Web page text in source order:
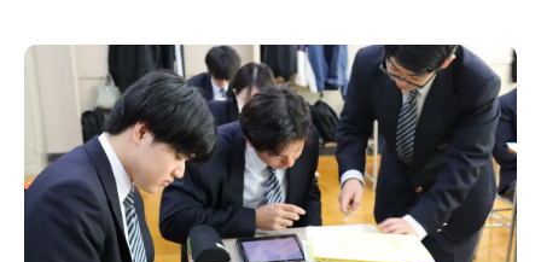
校北海道大樹高等学校北海道池田高等学校北海道白糠高等学
校北海道標津高等学校北海道羅臼高等学校北海道佐呂間高等
学校北海道雄武高等学校北海道月形高等学校 東北 青森県
立三戸高等学校青森県立名久井農業高等学校岩手県立沼宮内
高等学校岩手県立西和賀高等学校岩手県立大槌高等学校岩手
県立岩泉高等学校岩手県立種市高等学校宮城県中新田高等学
校秋田県立男鹿海洋高等学校秋田県立矢島高等学校秋田県立
角館高等学校秋田県立鹿角高等学校山形県立谷地高等学校山
形県立長井工業高等学校山形県立新庄神室産業高等学校金山
校山形県立高畠高等学校山形県立小国高等学校福島県立川俣